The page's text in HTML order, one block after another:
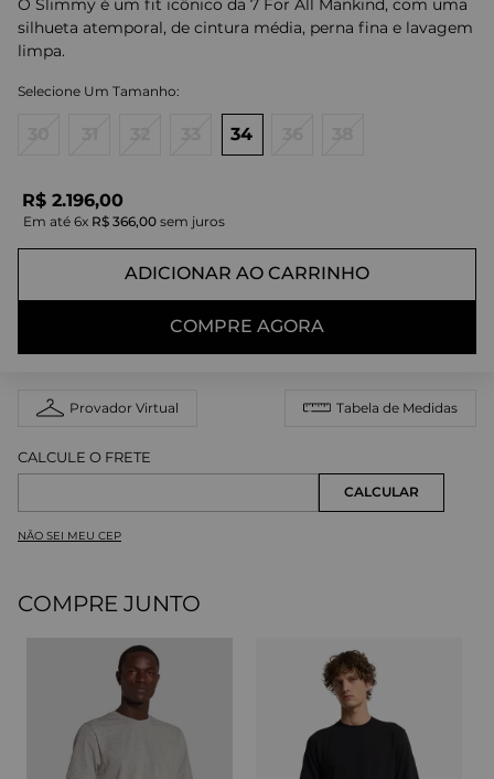
O Slimmy é um fit icônico da 7 For All Mankind, com uma
silhueta atemporal, de cintura média, perna fina e lavagem
limpa.
34
R$ 2.196,00
Em até 6x R$ 366,00 sem juros
ADICIONAR AO CARRINHO
COMPRE AGORA
Provador Virtual Tabela de Medidas
NÃO SEI MEU CEP
COMPRE JUNTO